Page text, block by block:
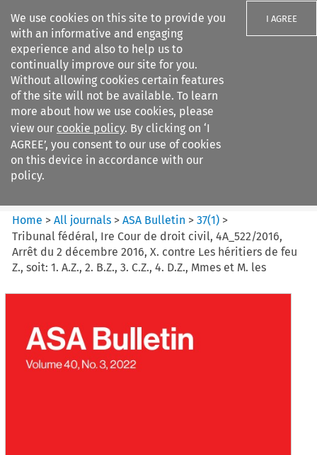
We use cookies on this site to provide you
with an informative and engaging
experience and also to help us to
continually improve our site for you.
Without allowing cookies certain features
of the site will not be available. To learn
more about how we use cookies, please
view our cookie policy. By clicking on ‘I
AGREE’, you consent to our use of cookies
on this device in accordance with our
policy.
I AGREE
Search filters
ASA Bulletin
Home >All journals >ASA Bulletin >37(1) >
Tribunal fédéral, Ire Cour de droit civil, 4A_522/2016,
Arrêt du 2 décembre 2016, X. contre Les héritiers de feu
Z., soit: 1. A.Z., 2. B.Z., 3. C.Z., 4. D.Z., Mmes et M. les